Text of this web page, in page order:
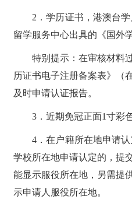
2．学历证书，港澳台
留学服务中心出具的《国外
特别提示：在审核材料
历证书电子注册备案表》（
及时申请认证报告。
3．近期免冠正面1寸彩
4．在户籍所在地申请
学校所在地申请认定的，提
能显示服役所在地，另需提
示申请人服役所在地。